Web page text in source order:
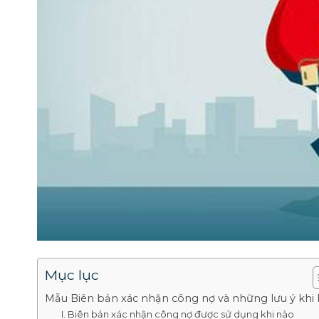
Mục lục
Mẫu Biên bản xác nhận công nợ và những lưu ý khi
I. Biên bản xác nhận công nợ được sử dụng khi nào